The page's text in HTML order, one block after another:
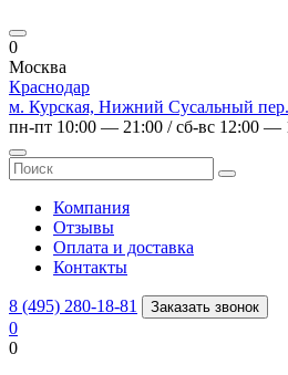
0
Москва
Краснодар
м. Курская, Нижний Сусальный пер.
пн-пт 10:00 — 21:00 / сб-вс 12:00 —
Компания
Отзывы
Оплата и доставка
Контакты
8 (495) 280-18-81 Заказать звонок
0
0